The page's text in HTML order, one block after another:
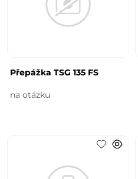
Přepážka TSG 135 FS
na otázku